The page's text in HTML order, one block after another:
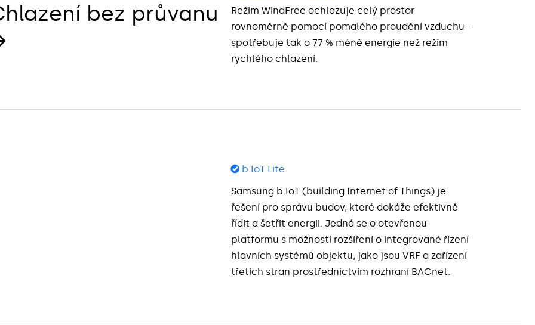
bez průvanu
Režim WindFree ochlazuje celý prostor
rovnoměrně pomocí pomalého proudění vzduchu -
spotřebuje tak o 77 % méně energie než režim
rychlého chlazení.
© b.IoT Lite
Samsung b.IoT (building Internet of Things) je
řešení pro správu budov, které dokáže efektivně
řídit a šetřit energii. Jedná se o otevřenou
platformu s možností rozšíření o integrované řízení
hlavních systémů objektu, jako jsou VRF a zařízení
třetích stran prostřednictvím rozhraní BACnet.